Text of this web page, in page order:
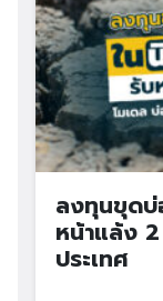
ลงทุนขุดบ่
หน้าแล้ง
ประเทศ